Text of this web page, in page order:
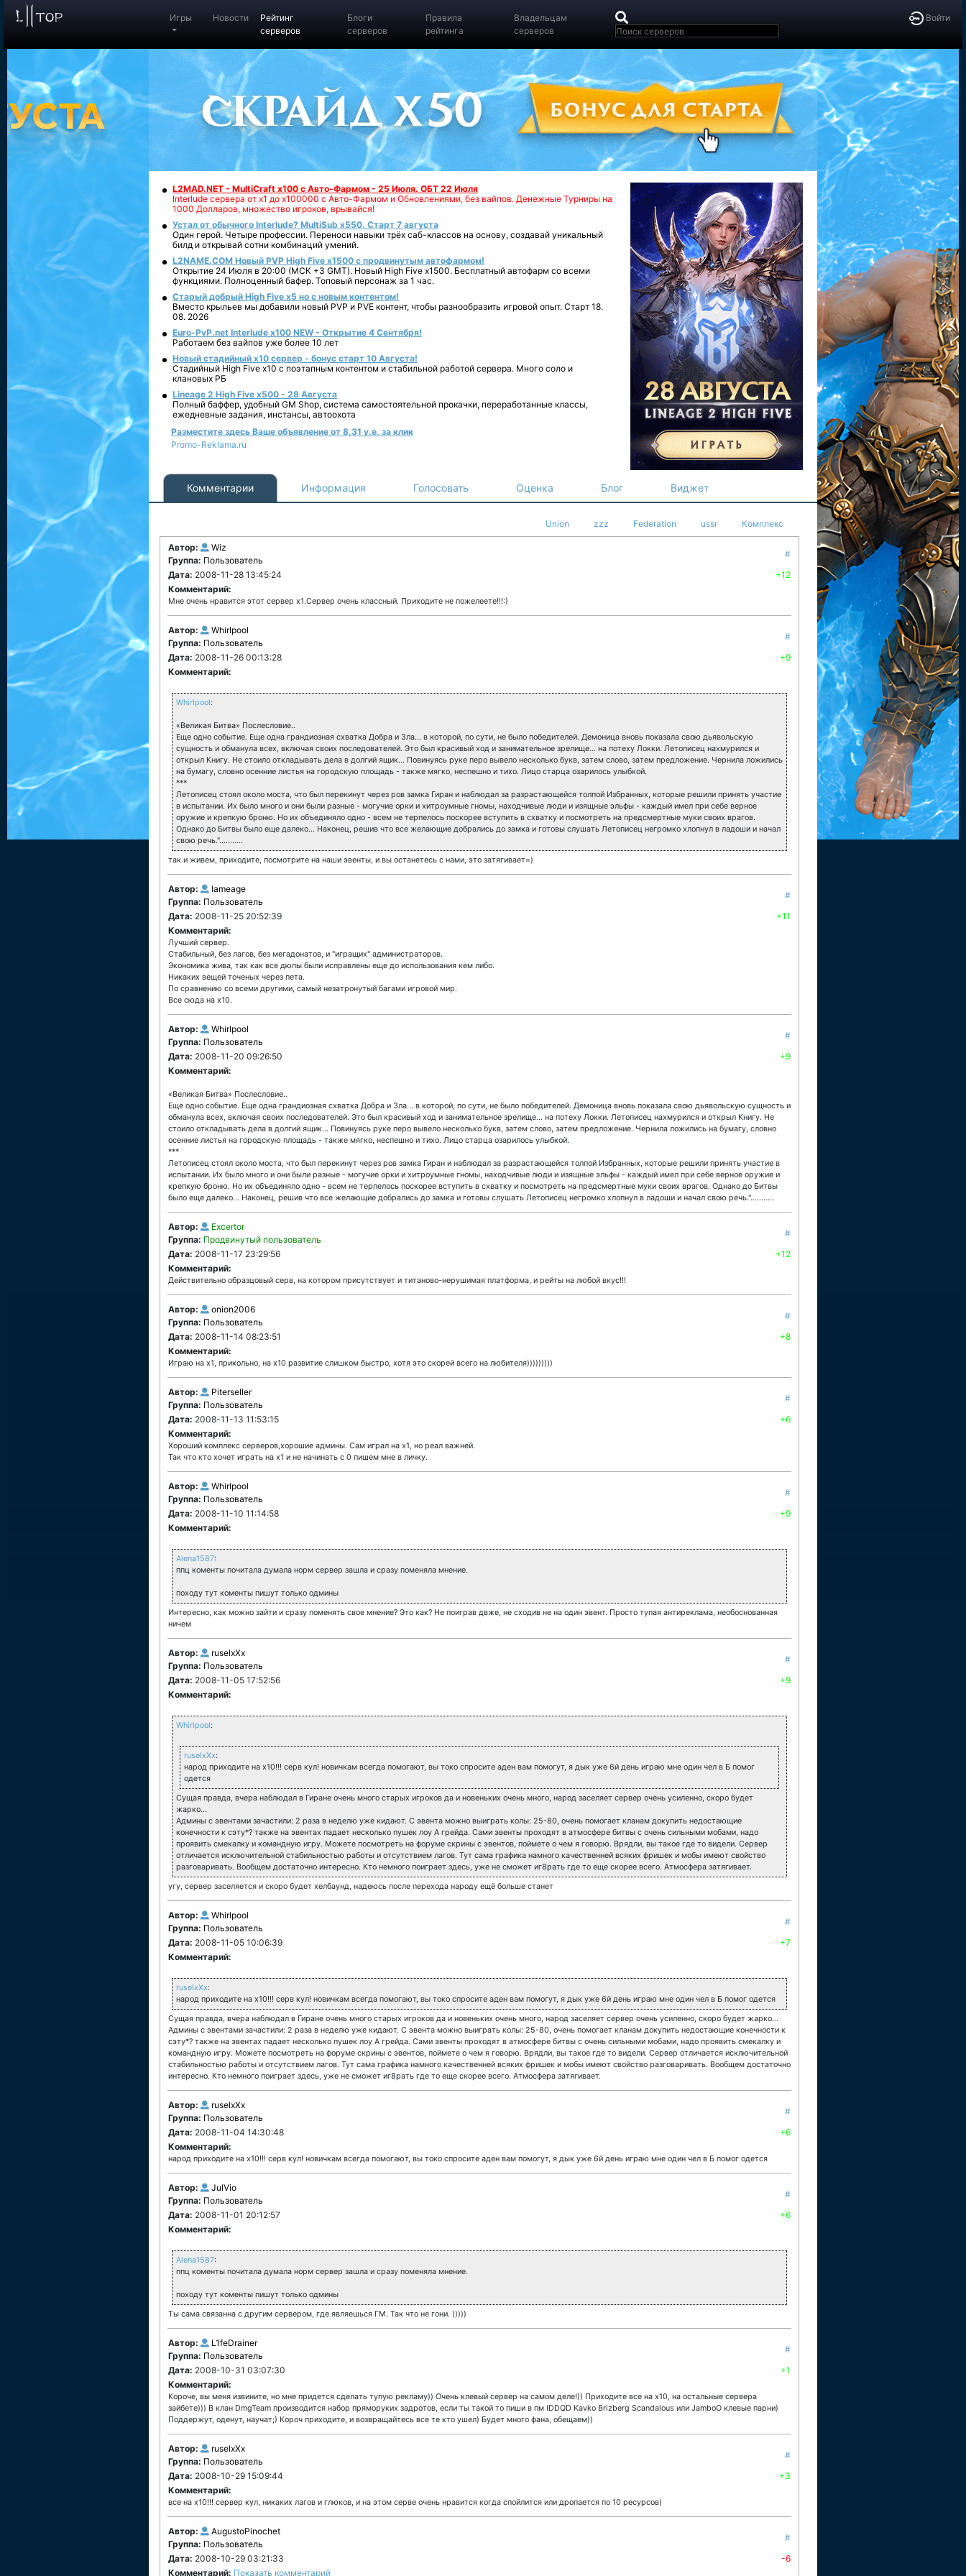
Войти
Игры Новости
Рейтинг
серверов
Блоги
серверов
Правила
рейтинга
Владельцам
серверов
L2MAD.NET - MultiCraft x100 с Авто-Фармом - 25 Июля. ОБТ 22 Июля
Interlude сервера от х1 до х100000 с Авто-Фармом и Обновлениями, без вайпов. Денежные Турниры на
1000 Долларов, множество игроков, врывайся!
Устал от обычного Interlude? MultiSub x550. Старт 7 августа
Один герой. Четыре профессии. Переноси навыки трёх саб-классов на основу, создавай уникальный
билд и открывай сотни комбинаций умений.
L2NAME.COM Новый PVP High Five x1500 с продвинутым автофармом!
Открытие 24 Июля в 20:00 (МСК +3 GMT). Новый High Five x1500. Бесплатный автофарм со всеми
функциями. Полноценный бафер. Топовый персонаж за 1 час.
Старый добрый High Five x5 но с новым контентом!
Вместо крыльев мы добавили новый PVP и PVE контент, чтобы разнообразить игровой опыт. Старт 18.
08. 2026
Euro-PvP.net Interlude х100 NEW - Открытие 4 Сентября!
Работаем без вайпов уже более 10 лет
Новый стадийный х10 сервер - бонус старт 10 Августа!
Стадийный High Five x10 с поэтапным контентом и стабильной работой сервера. Много соло и
клановых РБ
Lineage 2 High Five x500 - 28 Августа
Полный баффер, удобный GM Shop, система самостоятельной прокачки, переработанные классы,
ежедневные задания, инстансы, автоохота
Разместите здесь Ваше объявление от 8,31 у.е. за клик
Promo-Reklama.ru
Комментарии Информация Голосовать Оценка Блог Виджет
Union zzz Federation ussr Комплекс
Автор:
Wiz
Группа: Пользователь
#
Дата: 2008-11-28 13:45:24
+12
Комментарий:
Мне очень нравится этот сервер х1.Сервер очень классный. Приходите не пожелеете!!!:)
Автор:
Whirlpool
Группа: Пользователь
#
Дата: 2008-11-26 00:13:28
+9
Комментарий:
Whirlpool:
«Великая Битва» Послесловие..
Еще одно событие. Еще одна грандиозная схватка Добра и Зла... в которой, по сути, не было победителей. Демоница вновь показала свою дьявольскую
сущность и обманула всех, включая своих последователей. Это был красивый ход и занимательное зрелище... на потеху Локки. Летописец нахмурился и
открыл Книгу. Не стоило откладывать дела в долгий ящик... Повинуясь руке перо вывело несколько букв, затем слово, затем предложение. Чернила ложились
на бумагу, словно осенние листья на городскую площадь - также мягко, неспешно и тихо. Лицо старца озарилось улыбкой.
***
Летописец стоял около моста, что был перекинут через ров замка Гиран и наблюдал за разрастающейся толпой Избранных, которые решили принять участие
в испытании. Их было много и они были разные - могучие орки и хитроумные гномы, находчивые люди и изящные эльфы - каждый имел при себе верное
оружие и крепкую броню. Но их объединяло одно - всем не терпелось поскорее вступить в схватку и посмотреть на предсмертные муки своих врагов.
Однако до Битвы было еще далеко... Наконец, решив что все желающие добрались до замка и готовы слушать Летописец негромко хлопнул в ладоши и начал
свою речь."...........
так и живем, приходите, посмотрите на наши эвенты, и вы останетесь с нами, это затягивает=)
Автор:
lameage
Группа: Пользователь
#
Дата: 2008-11-25 20:52:39
+11
Комментарий:
Лучший сервер.
Стабильный, без лагов, без мегадонатов, и "игращих" администраторов.
Экономика жива, так как все дюпы были исправлены еще до использования кем либо.
Никаких вещей точеных через пета.
По сравнению со всеми другими, самый незатронутый багами игровой мир.
Все сюда на x10.
Автор:
Whirlpool
Группа: Пользователь
#
Дата: 2008-11-20 09:26:50
+9
Комментарий:
«Великая Битва» Послесловие..
Еще одно событие. Еще одна грандиозная схватка Добра и Зла... в которой, по сути, не было победителей. Демоница вновь показала свою дьявольскую сущность и
обманула всех, включая своих последователей. Это был красивый ход и занимательное зрелище... на потеху Локки. Летописец нахмурился и открыл Книгу. Не
стоило откладывать дела в долгий ящик... Повинуясь руке перо вывело несколько букв, затем слово, затем предложение. Чернила ложились на бумагу, словно
осенние листья на городскую площадь - также мягко, неспешно и тихо. Лицо старца озарилось улыбкой.
***
Летописец стоял около моста, что был перекинут через ров замка Гиран и наблюдал за разрастающейся толпой Избранных, которые решили принять участие в
испытании. Их было много и они были разные - могучие орки и хитроумные гномы, находчивые люди и изящные эльфы - каждый имел при себе верное оружие и
крепкую броню. Но их объединяло одно - всем не терпелось поскорее вступить в схватку и посмотреть на предсмертные муки своих врагов. Однако до Битвы
было еще далеко... Наконец, решив что все желающие добрались до замка и готовы слушать Летописец негромко хлопнул в ладоши и начал свою речь."...........
Автор:
Excertor
Группа: Продвинутый пользователь
#
Дата: 2008-11-17 23:29:56
+12
Комментарий:
Действительно образцовый серв, на котором присутствует и титаново-нерушимая платформа, и рейты на любой вкус!!!
Автор:
onion2006
Группа: Пользователь
#
Дата: 2008-11-14 08:23:51
+8
Комментарий:
Играю на х1, прикольно, на х10 развитие слишком быстро, хотя это скорей всего на любителя)))))))))
Автор:
Piterseller
Группа: Пользователь
#
Дата: 2008-11-13 11:53:15
+6
Комментарий:
Хороший комплекс серверов,хорошие админы. Сам играл на х1, но реал важней.
Так что кто хочет играть на х1 и не начинать с 0 пишем мне в личку.
Автор:
Whirlpool
Группа: Пользователь
#
Дата: 2008-11-10 11:14:58
+9
Комментарий:
Alena1587:
ппц коменты почитала думала норм сервер зашла и сразу поменяла мнение.
походу тут коменты пишут только одмины
Интересно, как можно зайти и сразу поменять свое мнение? Это как? Не поиграв двже, не сходив не на один эвент. Просто тупая антиреклама, необоснованная
ничем
Автор:
ruselxXx
Группа: Пользователь
#
Дата: 2008-11-05 17:52:56
+9
Комментарий:
Whirlpool:
ruselxXx:
народ приходите на х10!!! серв кул! новичкам всегда помогают, вы токо спросите аден вам помогут, я дык уже 6й день играю мне один чел в Б помог
одется
Сущая правда, вчера наблюдал в Гиране очень много старых игроков да и новеньких очень много, народ заселяет сервер очень усиленно, скоро будет
жарко...
Админы с эвентами зачастили: 2 раза в неделю уже кидают. С эвента можно выиграть колы: 25-80, очень помогает кланам докупить недостающие
конечности к сэту*? также на эвентах падает несколько пушек лоу А грейда. Сами эвенты проходят в атмосфере битвы с очень сильными мобами, надо
проявить смекалку и командную игру. Можете посмотреть на форуме скрины с эвентов, поймете о чем я говорю. Врядли, вы такое где то видели. Сервер
отличается исключительной стабильностью работы и отсутствием лагов. Тут сама графика намного качественней всяких фришек и мобы имеют свойство
разговаривать. Вообщем достаточно интересно. Кто немного поиграет здесь, уже не сможет иг8рать где то еще скорее всего. Атмосфера затягивает.
угу, сервер заселяется и скоро будет хелбаунд, надеюсь после перехода народу ещё больше станет
Автор:
Whirlpool
Группа: Пользователь
#
Дата: 2008-11-05 10:06:39
+7
Комментарий:
ruselxXx:
народ приходите на х10!!! серв кул! новичкам всегда помогают, вы токо спросите аден вам помогут, я дык уже 6й день играю мне один чел в Б помог одется
Сущая правда, вчера наблюдал в Гиране очень много старых игроков да и новеньких очень много, народ заселяет сервер очень усиленно, скоро будет жарко...
Админы с эвентами зачастили: 2 раза в неделю уже кидают. С эвента можно выиграть колы: 25-80, очень помогает кланам докупить недостающие конечности к
сэту*? также на эвентах падает несколько пушек лоу А грейда. Сами эвенты проходят в атмосфере битвы с очень сильными мобами, надо проявить смекалку и
командную игру. Можете посмотреть на форуме скрины с эвентов, поймете о чем я говорю. Врядли, вы такое где то видели. Сервер отличается исключительной
стабильностью работы и отсутствием лагов. Тут сама графика намного качественней всяких фришек и мобы имеют свойство разговаривать. Вообщем достаточно
интересно. Кто немного поиграет здесь, уже не сможет иг8рать где то еще скорее всего. Атмосфера затягивает.
Автор:
ruselxXx
Группа: Пользователь
#
Дата: 2008-11-04 14:30:48
+6
Комментарий:
народ приходите на х10!!! серв кул! новичкам всегда помогают, вы токо спросите аден вам помогут, я дык уже 6й день играю мне один чел в Б помог одется
Автор:
JulVio
Группа: Пользователь
#
Дата: 2008-11-01 20:12:57
+6
Комментарий:
Alena1587:
ппц коменты почитала думала норм сервер зашла и сразу поменяла мнение.
походу тут коменты пишут только одмины
Ты сама связанна с другим сервером, где являешься ГМ. Так что не гони. )))))
Автор:
L1feDrainer
Группа: Пользователь
#
Дата: 2008-10-31 03:07:30
+1
Комментарий:
Короче, вы меня извините, но мне придется сделать тупую рекламу)) Очень клевый сервер на самом деле!)) Приходите все на х10, на остальные сервера
зайбете))) В клан DmgTeam производится набор пряморуких задротов, если ты такой то пиши в пм IDDQD Kavko Brizberg Scandalous или JamboO клевые парни)
Поддержут, оденут, научат;) Короч приходите, и возвращайтесь все те кто ушел) Будет много фана, обещаем))
Автор:
ruselxXx
Группа: Пользователь
#
Дата: 2008-10-29 15:09:44
+3
Комментарий:
все на х10!!! сервер кул, никаких лагов и глюков, и на этом серве очень нравится когда спойлится или дропается по 10 ресурсов)
Автор:
AugustoPinochet
Группа: Пользователь
#
Дата: 2008-10-29 03:21:33
-6
Комментарий: Показать комментарий